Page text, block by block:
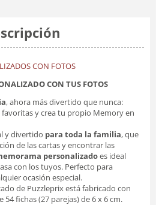
CON FOTOS
CON TUS FOTOS
, ahora más divertido que nunca:
favoritas y crea tu propio Memory en
y divertido para toda la familia, que
de las cartas y encontrar las
personalizadoes ideal
con los tuyos. Perfecto para
ocasión especial.
de Puzzleprix está fabricado con
fichas (27 parejas) de 6 x 6 cm.